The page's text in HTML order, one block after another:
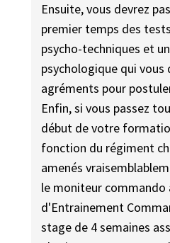
Ensuite, vous devrez
premier temps des
psycho-techniques et
psychologique qui vous
agréments pour
Enfin, si vous passez
début de votre
fonction du régiment
amenés
le moniteur commando
d'Entrainement
stage de 4 semaines